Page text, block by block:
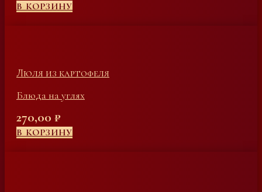
В КОРЗИНУ
Люля из картофеля
Блюда на углях
270,00 ₽
В КОРЗИНУ